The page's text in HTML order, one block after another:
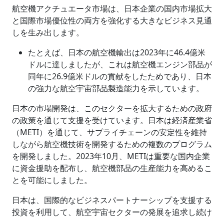
航空機アクチュエータ市場は、日本企業の国内市場拡大
と国際市場優位性の両方を強化する大きなビジネス見通
しを生み出します。
たとえば、日本の航空機輸出は2023年に46.4億米
ドルに達しましたが、これは航空機エンジン部品が
同年に26.9億米ドルの貢献をしたためであり、日本
の強力な航空宇宙部品製造能力を示しています。
日本の市場開発は、このセクターを拡大するための政府
の政策を通じて支援を受けています。日本は経済産業省
（METI）を通じて、サプライチェーンの安定性を維持
しながら航空機技術を開発するための複数のプログラム
を開発しました。2023年10月、METIは重要な国内企業
に資金援助を配布し、航空機部品の生産能力を高めるこ
とを可能にしました。
日本は、国際的なビジネスパートナーシップを支援する
投資を利用して、航空宇宙セクターの発展を追求し続け